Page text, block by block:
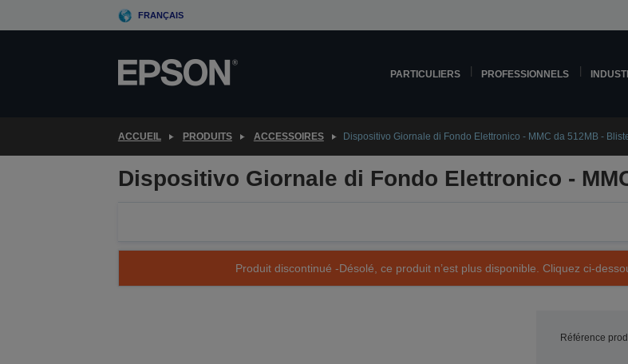
to
FRANÇAIS
PARTICULIERS PROFESSIONNELS
ACCUEIL PRODUITS ACCESSOIRES Dispositivo Giornale di Fondo Elettronico - MMC da 512MB -
Dispositivo Giornale di Fondo Elettronico -
Produit discontinué -Désolé, ce produit n’est plus disponible. Cliquez ci-
Référence